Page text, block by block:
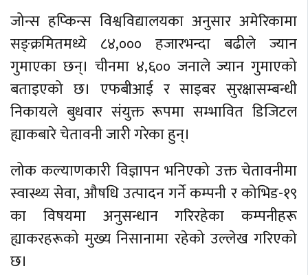
जोन्स हप्किन्स विश्वविद्यालयका अनुसार अमेरिकामा
सङ्क्रमितमध्ये ८४,००० हजारभन्दा बढीले ज्यान
गुमाएका छन्। चीनमा ४,६०० जनाले ज्यान गुमाएको
बताइएको छ। एफबीआई र साइबर सुरक्षासम्बन्धी
निकायले बुधवार संयुक्त रूपमा सम्भावित डिजिटल
ह्याकबारे चेतावनी जारी गरेका हुन्।
लोक कल्याणकारी विज्ञापन भनिएको उक्त चेतावनीमा
स्वास्थ्य सेवा, औषधि उत्पादन गर्ने कम्पनी र कोभिड-१९
का विषयमा अनुसन्धान गरिरहेका कम्पनीहरू
ह्याकरहरूको मुख्य निसानामा रहेको उल्लेख गरिएको
छ।